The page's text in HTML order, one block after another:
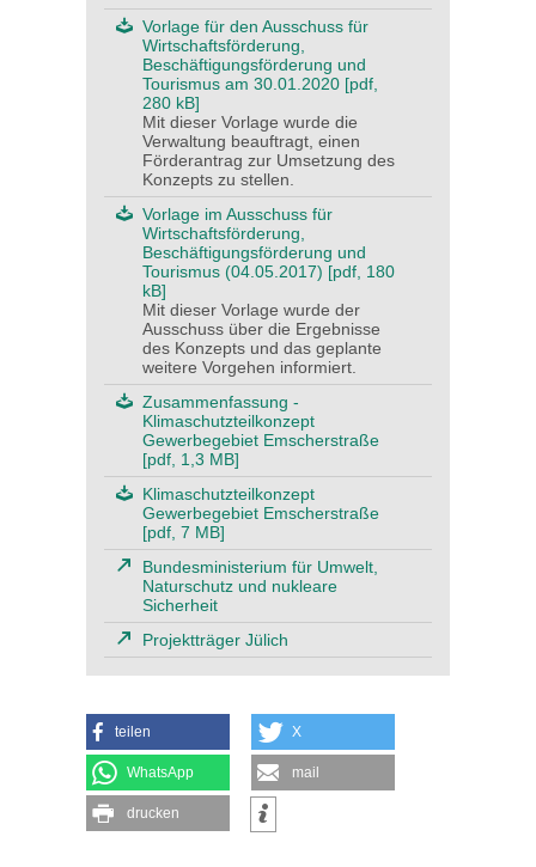
Vorlage für den Ausschuss für
Wirtschaftsförderung,
Beschäftigungsförderung und
Tourismus am 30.01.2020 [pdf,
280 kB]
Mit dieser Vorlage wurde die
Verwaltung beauftragt, einen
Förderantrag zur Umsetzung des
Konzepts zu stellen.
Vorlage im Ausschuss für
Wirtschaftsförderung,
Beschäftigungsförderung und
Tourismus (04.05.2017) [pdf, 180
kB]
Mit dieser Vorlage wurde der
Ausschuss über die Ergebnisse
des Konzepts und das geplante
weitere Vorgehen informiert.
Zusammenfassung -
Klimaschutzteilkonzept
Gewerbegebiet Emscherstraße
[pdf, 1,3 MB]
Klimaschutzteilkonzept
Gewerbegebiet Emscherstraße
[pdf, 7 MB]
Bundesministerium für Umwelt,
Naturschutz und nukleare
Sicherheit
Projektträger Jülich
teilen X
WhatsApp mail
drucken